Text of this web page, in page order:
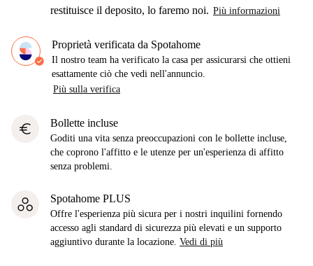
restituisce il deposito, lo faremo noi. Più informazioni
Proprietà verificata da Spotahome
Il nostro team ha verificato la casa per assicurarsi che ottieni
esattamente ciò che vedi nell'annuncio.
Più sulla verifica
euro Bollette incluse
Goditi una vita senza preoccupazioni con le bollette incluse,
che coprono l'affitto e le utenze per un'esperienza di affitto
senza problemi.
Spotahome PLUS
Offre l'esperienza più sicura per i nostri inquilini fornendo
accesso agli standard di sicurezza più elevati e un supporto
aggiuntivo durante la locazione. Vedi di più